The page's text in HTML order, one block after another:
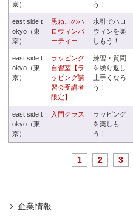
京）
う！
east side t
okyo（東
京）
黒ねこのハ
ロウィンパ
ーティー
水引でハロ
ウィンを楽
しもう！
east side t
okyo（東
京）
ラッピング
自習室【ラ
ッピング講
習会受講者
限定】
練習・質問
を繰り返し
上手くなろ
う！
east side t
okyo（東
京）
入門クラス
ラッピング
を楽しも
う！
1 2 3
企業情報